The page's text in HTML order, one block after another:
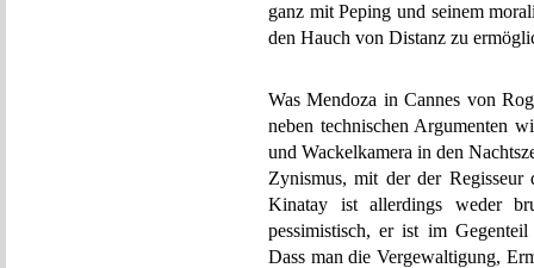
ganz mit Peping und seinem
den Hauch von Distanz zu
Was Mendoza in Cannes von
neben technischen Argumenten
und Wackelkamera in den
Zynismus, mit der der Regisseur
Kinatay ist allerdings weder
pessimistisch, er ist im
Dass man die Vergewaltigung,